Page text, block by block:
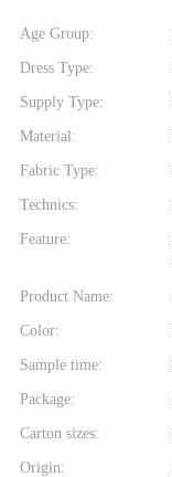
Age Group:
Dress Type:
Supply Type:
Material:
Fabric Type:
Technics:
Feature:
Product Name:
Color:
Sample time:
Package:
Carton sizes:
Origin: